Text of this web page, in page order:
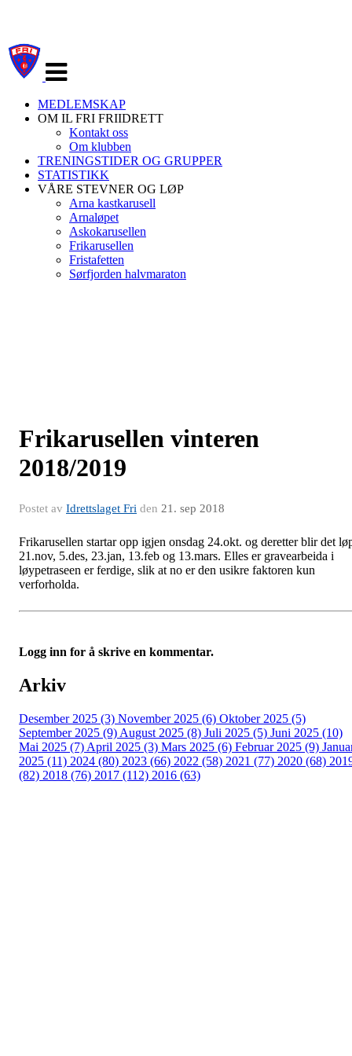
navigasjon
MEDLEMSKAP
OM IL FRI FRIIDRETT
Kontakt oss
Om klubben
TRENINGSTIDER OG GRUPPER
STATISTIKK
VÅRE STEVNER OG LØP
Arna kastkarusell
Arnaløpet
Askokarusellen
Frikarusellen
Fristafetten
Sørfjorden halvmaraton
Frikarusellen vinteren
2018/2019
Postet av Idrettslaget Fri den 21. sep 2018
Frikarusellen startar opp igjen onsdag 24.okt. og deretter blir det
21.nov, 5.des, 23.jan, 13.feb og 13.mars. Elles er gravearbeida i
løypetraseen er ferdige, slik at no er den usikre faktoren kun
verforholda.
Logg inn for å skrive en kommentar.
Arkiv
Desember 2025 (3) November 2025 (6) Oktober 2025 (5)
September 2025 (9) August 2025 (8) Juli 2025 (5) Juni 2025 (10)
Mai 2025 (7) April 2025 (3) Mars 2025 (6) Februar 2025 (9)
2025 (11) 2024 (80) 2023 (66) 2022 (58) 2021 (77) 2020 (68)
(82) 2018 (76) 2017 (112) 2016 (63)